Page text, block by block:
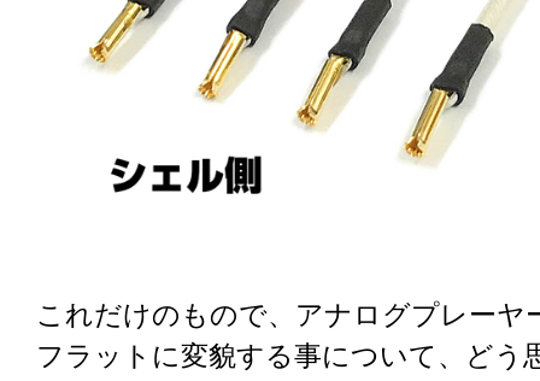
これだけのもので、アナログプレーヤ
フラットに変貌する事について、どう